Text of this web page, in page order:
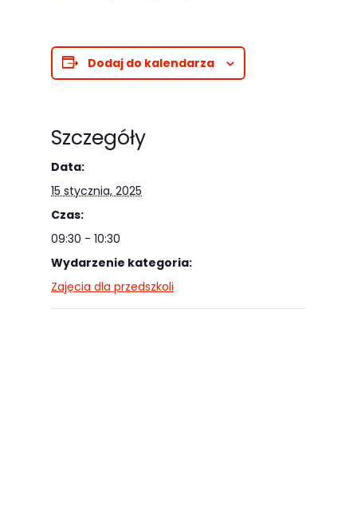
Dodaj do kalendarza
Szczegóły
Data:
15 stycznia, 2025
Czas:
09:30 - 10:30
Wydarzenie kategoria:
Zajęcia dla przedszkoli
tego, jak
strona jest
Doświadczenie
strona
internetowa
działała jak
najlepiej
podczas
twojego